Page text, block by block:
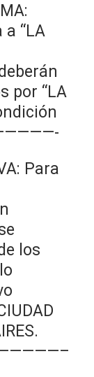
“LA
por “LA
Para
los